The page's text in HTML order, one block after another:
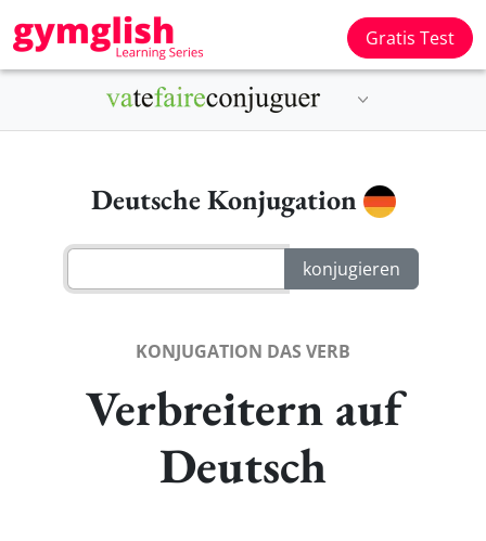
Gratis Test
Deutsche Konjugation
KONJUGATION DAS VERB
Verbreitern auf
Deutsch